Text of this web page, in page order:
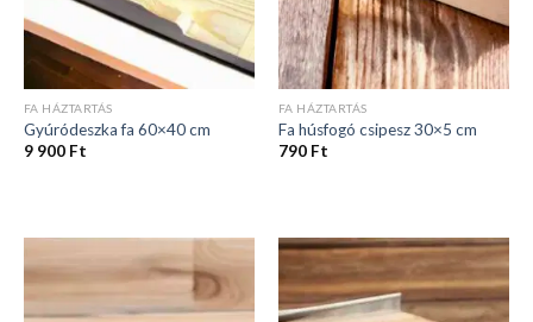
FA HÁZTARTÁS
Gyúródeszka fa 60×40 cm
9 900 Ft
FA HÁZTARTÁS
Fa húsfogó csipesz 30×5 cm
790 Ft